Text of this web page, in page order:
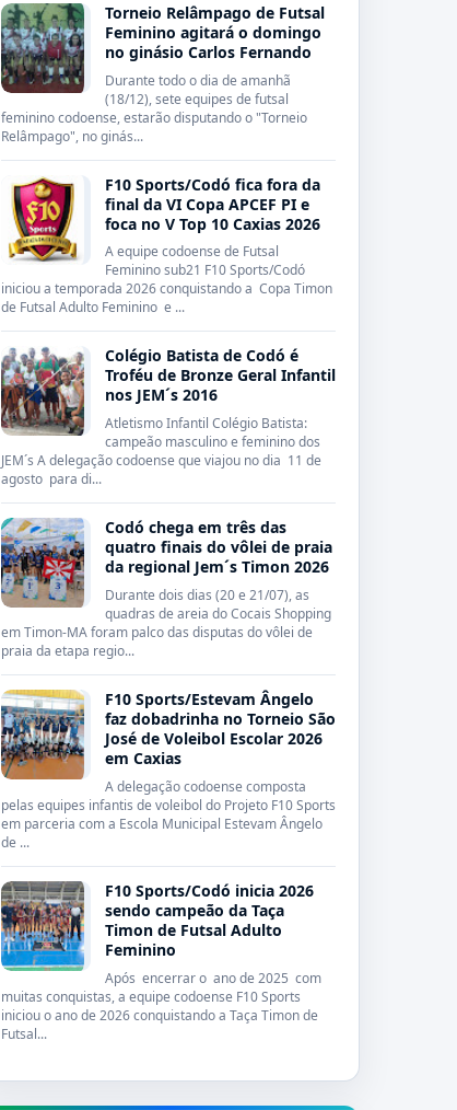
Torneio Relâmpago de Futsal
Feminino agitará o domingo
no ginásio Carlos Fernando
Durante todo o dia de amanhã
(18/12), sete equipes de futsal
feminino codoense, estarão disputando o "Torneio
Relâmpago", no ginás...
F10 Sports/Codó fica fora da
final da VI Copa APCEF PI e
foca no V Top 10 Caxias 2026
A equipe codoense de Futsal
Feminino sub21 F10 Sports/Codó
iniciou a temporada 2026 conquistando a Copa Timon
de Futsal Adulto Feminino e ...
Colégio Batista de Codó é
Troféu de Bronze Geral Infantil
nos JEM´s 2016
Atletismo Infantil Colégio Batista:
campeão masculino e feminino dos
JEM´s A delegação codoense que viajou no dia 11 de
agosto para di...
Codó chega em três das
quatro finais do vôlei de praia
da regional Jem´s Timon 2026
Durante dois dias (20 e 21/07), as
quadras de areia do Cocais Shopping
em Timon-MA foram palco das disputas do vôlei de
praia da etapa regio...
F10 Sports/Estevam Ângelo
faz dobadrinha no Torneio São
José de Voleibol Escolar 2026
em Caxias
A delegação codoense composta
pelas equipes infantis de voleibol do Projeto F10 Sports
em parceria com a Escola Municipal Estevam Ângelo
de ...
F10 Sports/Codó inicia 2026
sendo campeão da Taça
Timon de Futsal Adulto
Feminino
Após encerrar o ano de 2025 com
muitas conquistas, a equipe codoense F10 Sports
iniciou o ano de 2026 conquistando a Taça Timon de
Futsal...